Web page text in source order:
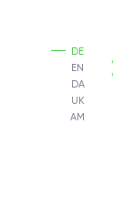
AM
UK
DE
DA
EN